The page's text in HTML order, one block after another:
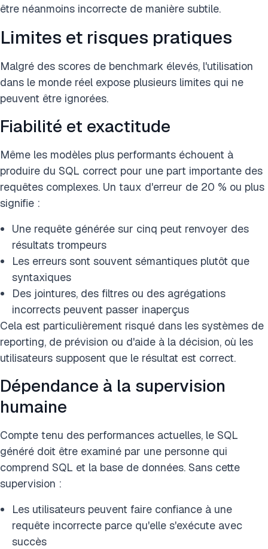
être néanmoins incorrecte de manière subtile.
Limites et risques pratiques
Malgré des scores de benchmark élevés, l'utilisation
dans le monde réel expose plusieurs limites qui ne
peuvent être ignorées.
Fiabilité et exactitude
Même les modèles plus performants échouent à
produire du SQL correct pour une part importante des
requêtes complexes. Un taux d'erreur de 20 % ou plus
signifie :
Une requête générée sur cinq peut renvoyer des
résultats trompeurs
Les erreurs sont souvent sémantiques plutôt que
syntaxiques
Des jointures, des filtres ou des agrégations
incorrects peuvent passer inaperçus
Cela est particulièrement risqué dans les systèmes de
reporting, de prévision ou d'aide à la décision, où les
utilisateurs supposent que le résultat est correct.
Dépendance à la supervision
humaine
Compte tenu des performances actuelles, le SQL
généré doit être examiné par une personne qui
comprend SQL et la base de données. Sans cette
supervision :
Les utilisateurs peuvent faire confiance à une
requête incorrecte parce qu'elle s'exécute avec
succès